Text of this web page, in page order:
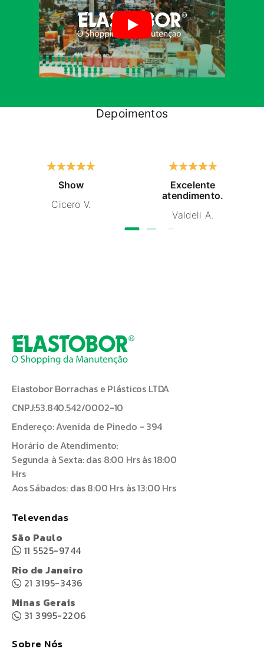
Depoimentos
Show
Cicero V.
Excelente
atendimento.
Valdeli A.
Elastobor Borrachas e Plásticos LTDA
CNPJ:53.840.542/0002-10
Endereço: Avenida de Pinedo - 394
Horário de Atendimento:
Segunda à Sexta: das 8:00 Hrs às 18:00
Hrs
Aos Sábados: das 8:00 Hrs às 13:00 Hrs
Televendas
São Paulo
11 5525-9744
Rio de Janeiro
21 3195-3436
Minas Gerais
31 3995-2206
Sobre Nós